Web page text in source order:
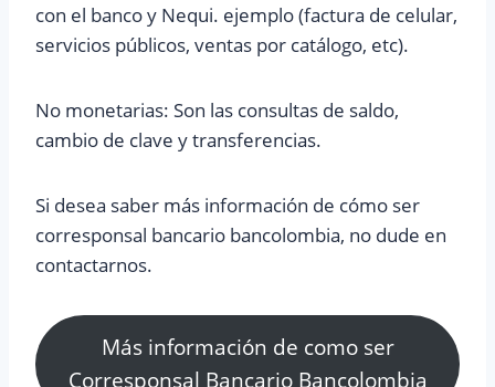
con el banco y Nequi. ejemplo (factura de celular,
servicios públicos, ventas por catálogo, etc).
No monetarias: Son las consultas de saldo,
cambio de clave y transferencias.
Si desea saber más información de cómo ser
corresponsal bancario bancolombia, no dude en
contactarnos.
Más información de como ser
Corresponsal Bancario Bancolombia